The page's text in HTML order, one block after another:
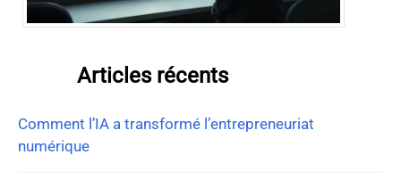
Articles récents
Comment l’IA a transformé l’entrepreneuriat
numérique